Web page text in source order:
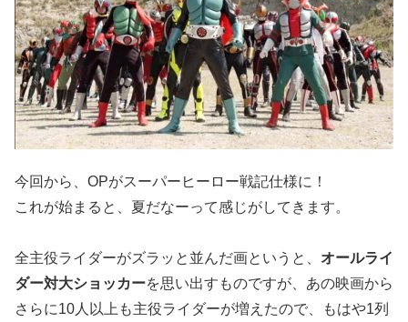
今回から、OPがスーパーヒーロー戦記仕様に！
これが始まると、夏だなーって感じがしてきます。
全主役ライダーがズラッと並んだ画というと、 オールライ
ダー対大ショッカーを思い出すものですが、あの映画から
さらに10人以上も主役ライダーが増えたので、もはや1列